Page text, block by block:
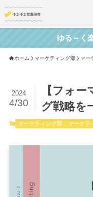
ゆる～く
ホーム マーケティング部 マー
【フォ
グ戦略を
2024
4/30
マーケティング部 マーケテ